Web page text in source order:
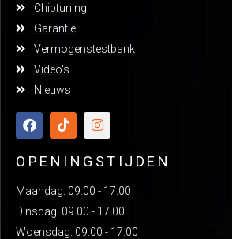
Chiptuning
Garantie
Vermogenstestbank
Video's
Nieuws
OPENINGSTIJDEN
Maandag: 09:00 - 17:00
Dinsdag: 09.00 - 17.00
Woensdag: 09.00 - 17.00